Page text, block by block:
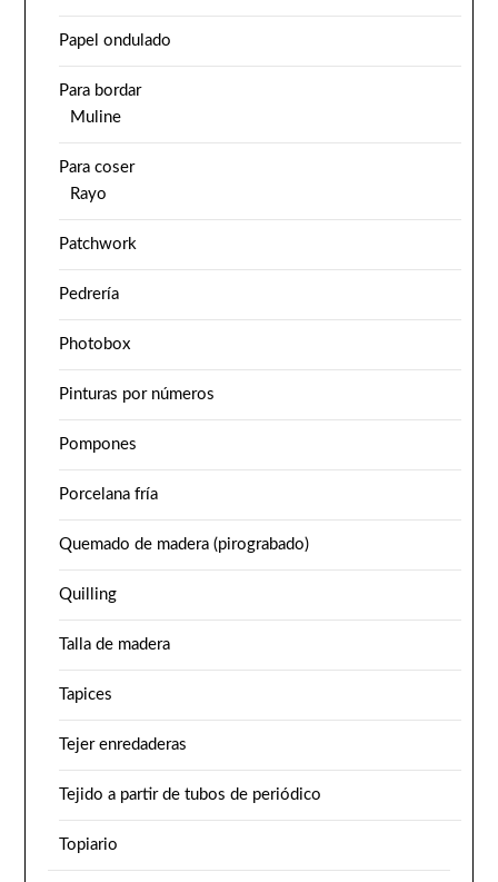
Papel ondulado
Para bordar
Muline
Para coser
Rayo
Patchwork
Pedrería
Photobox
Pinturas por números
Pompones
Porcelana fría
Quemado de madera (pirograbado)
Quilling
Talla de madera
Tapices
Tejer enredaderas
Tejido a partir de tubos de periódico
Topiario